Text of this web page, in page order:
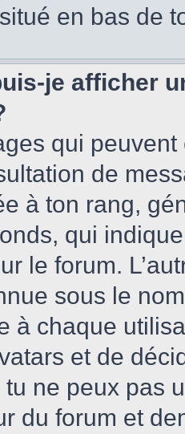
en bas de
je afficher
qui
de
à ton rang,
qui
le forum.
sous le
à chaque
et de
ne peux pas
du forum et